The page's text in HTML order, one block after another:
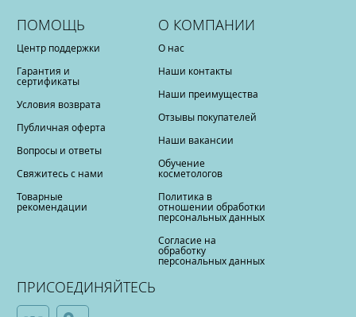
ПОМОЩЬ
Центр поддержки
Гарантия и
сертификаты
Условия возврата
Публичная оферта
Вопросы и ответы
Свяжитесь с нами
Товарные
рекомендации
О КОМПАНИИ
О нас
Наши контакты
Наши преимущества
Отзывы покупателей
Наши вакансии
Обучение
косметологов
Политика в
отношении обработки
персональных данных
Согласие на
обработку
персональных данных
ПРИСОЕДИНЯЙТЕСЬ